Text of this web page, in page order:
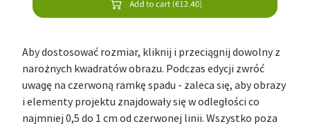
Aby dostosować rozmiar, kliknij i przeciągnij dowolny z
narożnych kwadratów obrazu. Podczas edycji zwróć
uwagę na czerwoną ramkę spadu - zaleca się, aby obrazy
i elementy projektu znajdowały się w odległości co
najmniej 0,5 do 1 cm od czerwonej linii. Wszystko poza